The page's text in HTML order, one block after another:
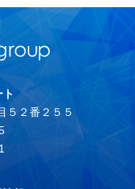
５２番２５５